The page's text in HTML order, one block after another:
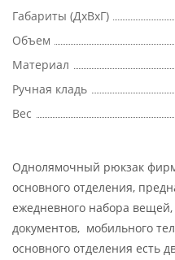
Габариты (ДхВхГ)
Объем
Материал
Ручная кладь
Вес
Однолямочный рюкзак
основного отделения,
ежедневного набора
документов, мобильного
основного отделения есть